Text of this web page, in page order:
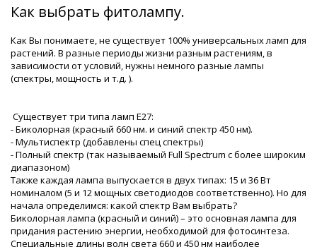
Как выбрать фитолампу.
Как Вы понимаете, не существует 100% универсальных ламп для
растений. В разные периоды жизни разным растениям, в
зависимости от условий, нужны немного разные лампы
(спектры, мощность и т.д. ).
Существует три типа ламп Е27:
- Биколорная (красный 660 нм. и синий спектр 450 нм).
- Мультиспектр (добавлены спец спектры)
- Полный спектр (так называемый Full Spectrum с более широким
диапазоном)
Также каждая лампа выпускается в двух типах: 15 и 36 Вт
номиналом (5 и 12 мощных светодиодов соответственно). Но для
начала определимся: какой спектр Вам выбрать?
Биколорная лампа (красный и синий) – это основная лампа для
придания растению энергии, необходимой для фотосинтеза.
Специальные длины волн света 660 и 450 нм наиболее